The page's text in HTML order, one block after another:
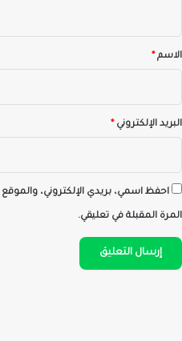
*الاسم*
البريد الإلكتروني*
احفظ اسمي، بريدي الإلكتروني،
المرة المقبلة في تعليقي.